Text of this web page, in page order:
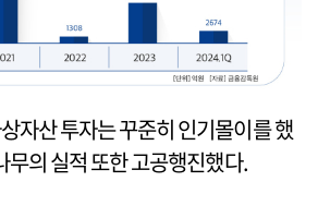
자산 투자는 꾸준히 인기몰이를 했
무의 실적 또한 고공행진했다.